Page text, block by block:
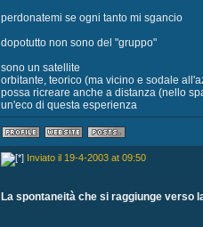
perdonatemi se ogni tanto mi sgancio
dopotutto non sono del "gruppo"
sono un satellite
orbitante, teorico (ma vicino e sodale
possa ricreare anche a distanza (nello
un'eco di questa esperienza
Inviato il 19-4-2003 at 09:50
La spontaneità che si raggiunge verso